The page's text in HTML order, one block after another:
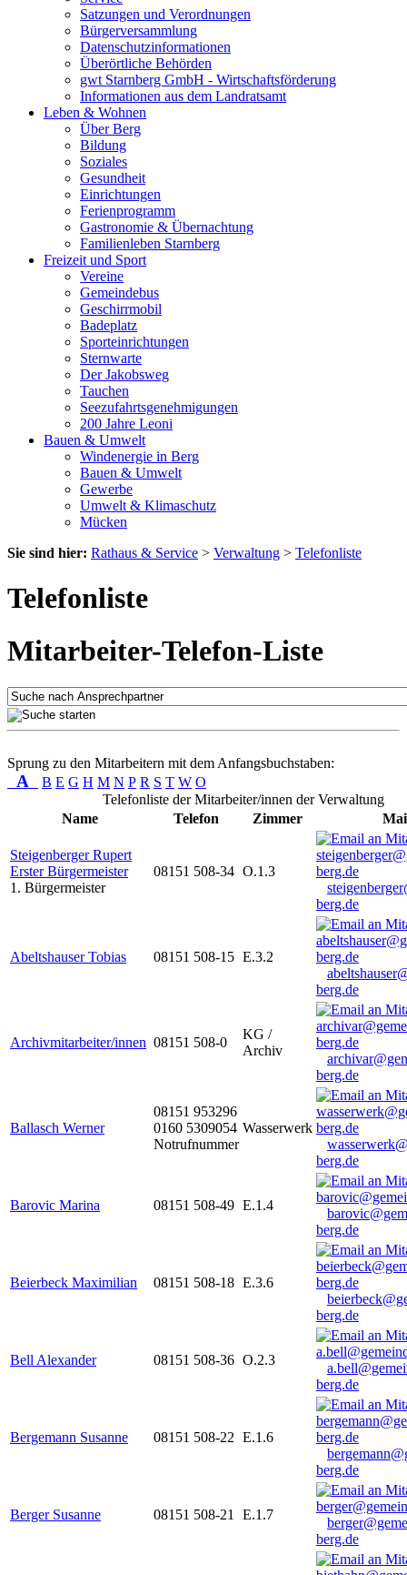
Satzungen und Verordnungen
Bürgerversammlung
Datenschutzinformationen
Überörtliche Behörden
gwt Starnberg GmbH - Wirtschaftsförderung
Informationen aus dem Landratsamt
Leben & Wohnen
Über Berg
Bildung
Soziales
Gesundheit
Einrichtungen
Ferienprogramm
Gastronomie & Übernachtung
Familienleben Starnberg
Freizeit und Sport
Vereine
Gemeindebus
Geschirrmobil
Badeplatz
Sporteinrichtungen
Sternwarte
Der Jakobsweg
Tauchen
Seezufahrtsgenehmigungen
200 Jahre Leoni
Bauen & Umwelt
Windenergie in Berg
Bauen & Umwelt
Gewerbe
Umwelt & Klimaschutz
Mücken
Sie sind hier: Rathaus & Service > Verwaltung > Telefonliste
Telefonliste
Mitarbeiter-Telefon-Liste
Sprung zu den Mitarbeitern mit dem Anfangsbuchstaben:
A B E G H M N P R S T W O
Telefonliste der Mitarbeiter/innen der Verwaltung
Name
Telefon Zimmer
Steigenberger Rupert
Erster Bürgermeister
1. Bürgermeister
08151 508-34 O.1.3
berg.de
Abeltshauser Tobias 08151 508-15 E.3.2
berg.de
Archivmitarbeiter/innen 08151 508-0
KG /
Archiv
berg.de
Ballasch Werner
08151 953296
0160 5309054
Notrufnummer
Wasserwerk
berg.de
Barovic Marina 08151 508-49 E.1.4
berg.de
Beierbeck Maximilian 08151 508-18 E.3.6
berg.de
Bell Alexander 08151 508-36 O.2.3
berg.de
Bergemann Susanne 08151 508-22 E.1.6
berg.de
Berger Susanne 08151 508-21 E.1.7
berg.de